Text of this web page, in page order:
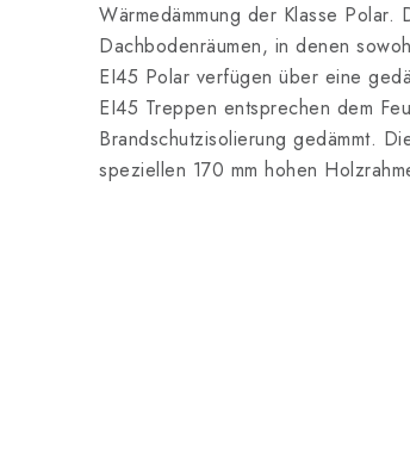
Wärmedämmung der Klasse
Dachbodenräumen, in denen
EI45 Polar verfügen über eine
EI45 Treppen entsprechen dem
Brandschutzisolierung gedämmt.
speziellen 170 mm hohen